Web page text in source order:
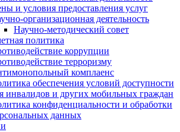
и условия предоставления услуг
организационная деятельность
Научно-методический совет
политика
коррупции
терроризму
комплаенс
обеспечения условий доступности
инвалидов и других мобильных граждан
конфиденциальности и обработки
данных